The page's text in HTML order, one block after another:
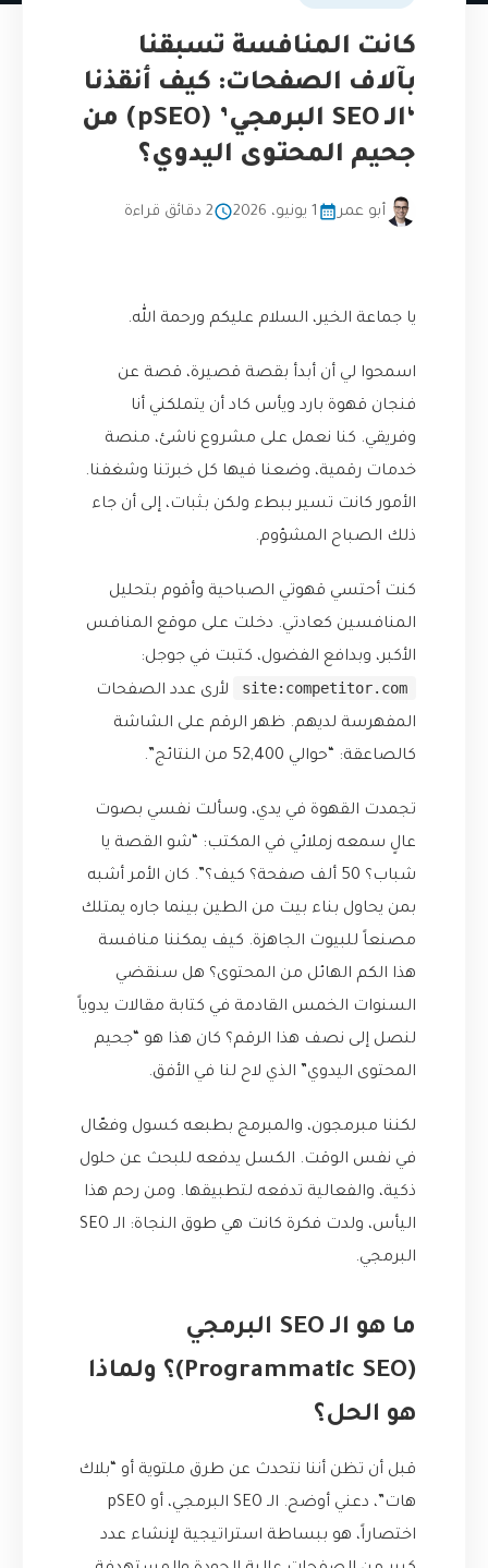
كانت المنافسة تسبقنا
بآلاف الصفحات: كيف أنقذنا
‘الـ SEO البرمجي’ (pSEO) من
جحيم المحتوى اليدوي؟
أبو عمر 1 يونيو، 2026 2 دقائق قراءة
يا جماعة الخير، السلام عليكم ورحمة الله.
اسمحوا لي أن أبدأ بقصة قصيرة، قصة عن
فنجان قهوة بارد ويأس كاد أن يتملكني أنا
وفريقي. كنا نعمل على مشروع ناشئ، منصة
خدمات رقمية، وضعنا فيها كل خبرتنا وشغفنا.
الأمور كانت تسير ببطء ولكن بثبات، إلى أن جاء
ذلك الصباح المشؤوم.
كنت أحتسي قهوتي الصباحية وأقوم بتحليل
المنافسين كعادتي. دخلت على موقع المنافس
الأكبر، وبدافع الفضول، كتبت في جوجل:
site:competitor.com
لأرى عدد الصفحات
المفهرسة لديهم. ظهر الرقم على الشاشة
كالصاعقة: “حوالي 52,400 من النتائج”.
تجمدت القهوة في يدي، وسألت نفسي بصوت
عالٍ سمعه زملائي في المكتب: “شو القصة يا
شباب؟ 50 ألف صفحة؟ كيف؟”. كان الأمر أشبه
بمن يحاول بناء بيت من الطين بينما جاره يمتلك
مصنعاً للبيوت الجاهزة. كيف يمكننا منافسة
هذا الكم الهائل من المحتوى؟ هل سنقضي
السنوات الخمس القادمة في كتابة مقالات يدوياً
لنصل إلى نصف هذا الرقم؟ كان هذا هو “جحيم
المحتوى اليدوي” الذي لاح لنا في الأفق.
لكننا مبرمجون، والمبرمج بطبعه كسول وفعّال
في نفس الوقت. الكسل يدفعه للبحث عن حلول
ذكية، والفعالية تدفعه لتطبيقها. ومن رحم هذا
اليأس، ولدت فكرة كانت هي طوق النجاة: الـ SEO
البرمجي.
ما هو الـ SEO البرمجي
(Programmatic SEO)؟ ولماذا
هو الحل؟
قبل أن تظن أننا نتحدث عن طرق ملتوية أو “بلاك
هات”، دعني أوضح. الـ SEO البرمجي، أو pSEO
اختصاراً، هو ببساطة استراتيجية لإنشاء عدد